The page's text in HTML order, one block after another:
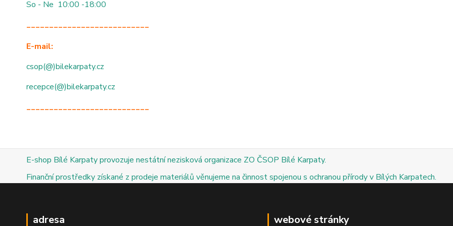
So - Ne 10:00 -18:00
___________________________
E-mail:
csop(@)bilekarpaty.cz
recepce(@)bilekarpaty.cz
___________________________
E-shop Bílé Karpaty provozuje nestátní nezisková organizace ZO ČSOP Bílé Karpaty.
Finanční prostředky získané z prodeje materiálů věnujeme na činnost spojenou s ochranou přírody v Bílých Karpatech.
adresa webové stránky